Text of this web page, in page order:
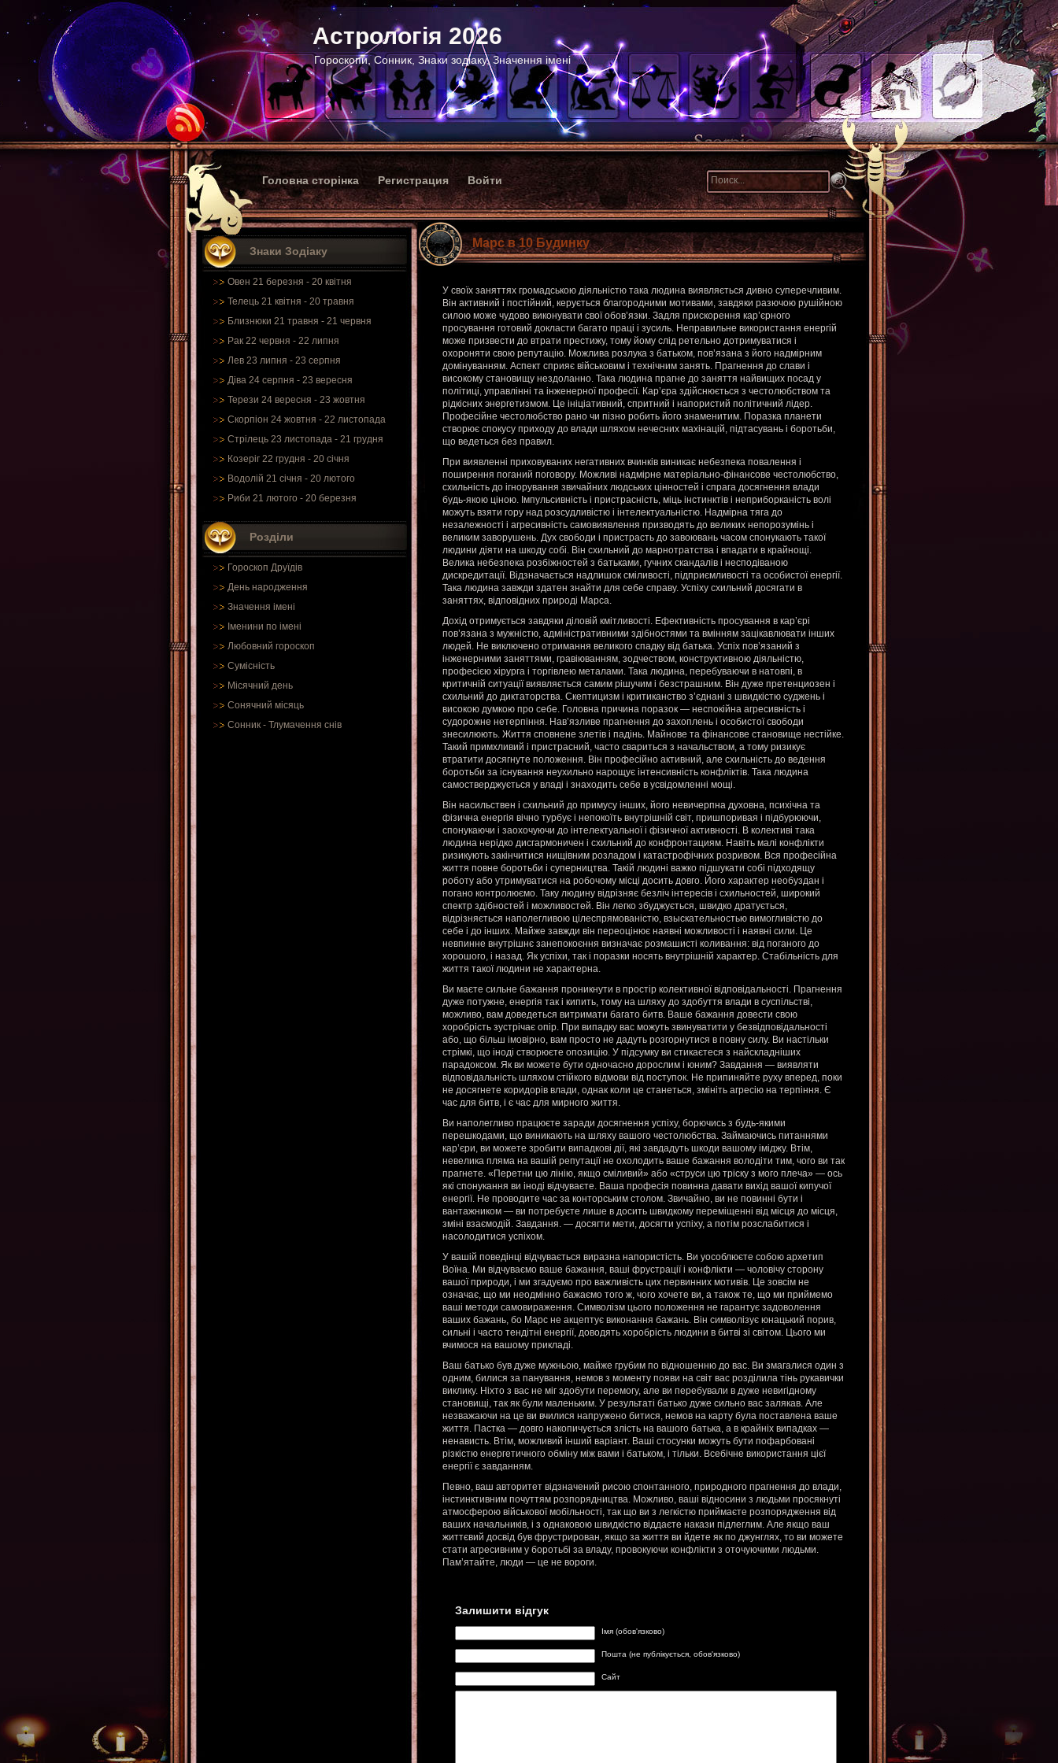
Астрологія 2026
Гороскопи, Сонник, Знаки зодіаку, Значення імені
Головна сторінка Регистрация Войти
Знаки Зодіаку
Овен 21 березня - 20 квітня
Телець 21 квітня - 20 травня
Близнюки 21 травня - 21 червня
Рак 22 червня - 22 липня
Лев 23 липня - 23 серпня
Діва 24 серпня - 23 вересня
Терези 24 вересня - 23 жовтня
Скорпіон 24 жовтня - 22 листопада
Стрілець 23 листопада - 21 грудня
Козеріг 22 грудня - 20 січня
Водолій 21 січня - 20 лютого
Риби 21 лютого - 20 березня
Розділи
Гороскоп Друїдів
День народження
Значення імені
Іменини по імені
Любовний гороскоп
Сумісність
Місячний день
Сонячний місяць
Сонник - Тлумачення снів
Марс в 10 Будинку
У своїх заняттях громадською діяльністю така людина виявляється дивно суперечливим.
Він активний і постійний, керується благородними мотивами, завдяки разючою рушійною
силою може чудово виконувати свої обов’язки. Задля прискорення кар’єрного
просування готовий докласти багато праці і зусиль. Неправильне використання енергій
може призвести до втрати престижу, тому йому слід ретельно дотримуватися і
охороняти свою репутацію. Можлива розлука з батьком, пов’язана з його надмірним
домінуванням. Аспект сприяє військовим і технічним занять. Прагнення до слави і
високому становищу нездоланно. Така людина прагне до заняття найвищих посад у
політиці, управлінні та інженерної професії. Кар’єра здійснюється з честолюбством та
рідкісних энергетизмом. Це ініціативний, спритний і напористий політичний лідер.
Професійне честолюбство рано чи пізно робить його знаменитим. Поразка планети
створює спокусу приходу до влади шляхом нечесних махінацій, підтасувань і боротьби,
що ведеться без правил.
При виявленні приховуваних негативних вчинків виникає небезпека повалення і
поширення поганий поговору. Можливі надмірне матеріально-фінансове честолюбство,
схильність до ігнорування звичайних людських цінностей і спрага досягнення влади
будь-якою ціною. Імпульсивність і пристрасність, міць інстинктів і неприборканість волі
можуть взяти гору над розсудливістю і інтелектуальністю. Надмірна тяга до
незалежності і агресивність самовиявлення призводять до великих непорозумінь і
великим заворушень. Дух свободи і пристрасть до завоювань часом спонукають такої
людини діяти на шкоду собі. Він схильний до марнотратства і впадати в крайнощі.
Велика небезпека розбіжностей з батьками, гучних скандалів і несподіваною
дискредитації. Відзначається надлишок сміливості, підприємливості та особистої енергії.
Така людина завжди здатен знайти для себе справу. Успіху схильний досягати в
заняттях, відповідних природі Марса.
Дохід отримується завдяки діловій кмітливості. Ефективність просування в кар’єрі
пов’язана з мужністю, адміністративними здібностями та вмінням зацікавлювати інших
людей. Не виключено отримання великого спадку від батька. Успіх пов’язаний з
інженерними заняттями, гравіюванням, зодчеством, конструктивною діяльністю,
професією хірурга і торгівлею металами. Така людина, перебуваючи в натовпі, в
критичній ситуації виявляється самим рішучим і безстрашним. Він дуже претенциозен і
схильний до диктаторства. Скептицизм і критиканство з’єднані з швидкістю суджень і
високою думкою про себе. Головна причина поразок — неспокійна агресивність і
судорожне нетерпіння. Нав’язливе прагнення до захоплень і особистої свободи
знесилюють. Життя сповнене злетів і падінь. Майнове та фінансове становище нестійке.
Такий примхливий і пристрасний, часто свариться з начальством, а тому ризикує
втратити досягнуте положення. Він професійно активний, але схильність до ведення
боротьби за існування неухильно нарощує інтенсивність конфліктів. Така людина
самостверджується у владі і знаходить себе в усвідомленні мощі.
Він насильствен і схильний до примусу інших, його невичерпна духовна, психічна та
фізична енергія вічно турбує і непокоїть внутрішній світ, пришпоривая і підбурюючи,
спонукаючи і заохочуючи до інтелектуальної і фізичної активності. В колективі така
людина нерідко дисгармоничен і схильний до конфронтациям. Навіть малі конфлікти
ризикують закінчитися нищівним розладом і катастрофічних розривом. Вся професійна
життя повне боротьби і суперництва. Такій людині важко підшукати собі підходящу
роботу або утримуватися на робочому місці досить довго. Його характер необуздан і
погано контролюємо. Таку людину відрізняє безліч інтересів і схильностей, широкий
спектр здібностей і можливостей. Він легко збуджується, швидко дратується,
відрізняється наполегливою цілеспрямованістю, взыскательностью вимогливістю до
себе і до інших. Майже завжди він переоцінює наявні можливості і наявні сили. Це
невпинне внутрішнє занепокоєння визначає розмашисті коливання: від поганого до
хорошого, і назад. Як успіхи, так і поразки носять внутрішній характер. Стабільність для
життя такої людини не характерна.
Ви маєте сильне бажання проникнути в простір колективної відповідальності. Прагнення
дуже потужне, енергія так і кипить, тому на шляху до здобуття влади в суспільстві,
можливо, вам доведеться витримати багато битв. Ваше бажання довести свою
хоробрість зустрічає опір. При випадку вас можуть звинуватити у безвідповідальності
або, що більш імовірно, вам просто не дадуть розгорнутися в повну силу. Ви настільки
стрімкі, що іноді створюєте опозицію. У підсумку ви стикаєтеся з найскладніших
парадоксом. Як ви можете бути одночасно дорослим і юним? Завдання — виявляти
відповідальність шляхом стійкого відмови від поступок. Не припиняйте руху вперед, поки
не досягнете коридорів влади, однак коли це станеться, змініть агресію на терпіння. Є
час для битв, і є час для мирного життя.
Ви наполегливо працюєте заради досягнення успіху, борючись з будь-якими
перешкодами, що виникають на шляху вашого честолюбства. Займаючись питаннями
кар’єри, ви можете зробити випадкові дії, які завдадуть шкоди вашому іміджу. Втім,
невелика пляма на вашій репутації не охолодить ваше бажання володіти тим, чого ви так
прагнете. «Перетни цю лінію, якщо сміливий» або «струси цю тріску з мого плеча» — ось
які спонукання ви іноді відчуваєте. Ваша професія повинна давати вихід вашої кипучої
енергії. Не проводите час за конторським столом. Звичайно, ви не повинні бути і
вантажником — ви потребуєте лише в досить швидкому переміщенні від місця до місця,
зміні взаємодій. Завдання. — досягти мети, досягти успіху, а потім розслабитися і
насолодитися успіхом.
У вашій поведінці відчувається виразна напористість. Ви уособлюєте собою архетип
Воїна. Ми відчуваємо ваше бажання, ваші фрустрації і конфлікти — чоловічу сторону
вашої природи, і ми згадуємо про важливість цих первинних мотивів. Це зовсім не
означає, що ми неодмінно бажаємо того ж, чого хочете ви, а також те, що ми приймемо
ваші методи самовираження. Символізм цього положення не гарантує задоволення
ваших бажань, бо Марс не акцептує виконання бажань. Він символізує юнацький порив,
сильні і часто тендітні енергії, доводять хоробрість людини в битві зі світом. Цього ми
вчимося на вашому прикладі.
Ваш батько був дуже мужньою, майже грубим по відношенню до вас. Ви змагалися один з
одним, билися за панування, немов з моменту появи на світ вас розділила тінь рукавички
виклику. Ніхто з вас не міг здобути перемогу, але ви перебували в дуже невигідному
становищі, так як були маленьким. У результаті батько дуже сильно вас залякав. Але
незважаючи на це ви вчилися напружено битися, немов на карту була поставлена ваше
життя. Пастка — довго накопичується злість на вашого батька, а в крайніх випадках —
ненависть. Втім, можливий інший варіант. Ваші стосунки можуть бути пофарбовані
різкістю енергетичного обміну між вами і батьком, і тільки. Всебічне використання цієї
енергії є завданням.
Певно, ваш авторитет відзначений рисою спонтанного, природного прагнення до влади,
інстинктивним почуттям розпорядництва. Можливо, ваші відносини з людьми просякнуті
атмосферою військової мобільності, так що ви з легкістю приймаєте розпорядження від
ваших начальників, і з однаковою швидкістю віддаєте накази підлеглим. Але якщо ваш
життєвий досвід був фрустрирован, якщо за життя ви йдете як по джунглях, то ви можете
стати агресивним у боротьбі за владу, провокуючи конфлікти з оточуючими людьми.
Пам’ятайте, люди — це не вороги.
Залишити відгук
Імя (обов'язково)
Пошта (не публікується, обов'язково)
Сайт